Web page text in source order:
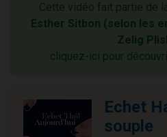
Cette vidéo fait partie de
Esther Sitbon (selon les
Zelig
cliquez-ici pour
Echet
souple